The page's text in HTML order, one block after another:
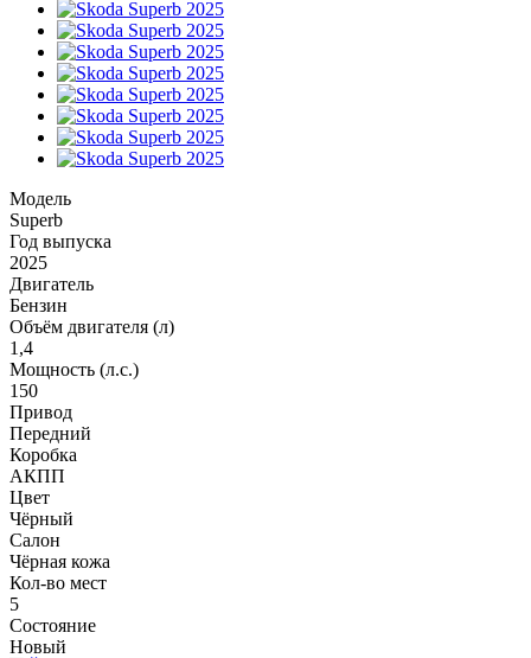
Модель
Superb
Год выпуска
2025
Двигатель
Бензин
Объём двигателя (л)
1,4
Мощность (л.с.)
150
Привод
Передний
Коробка
АКПП
Цвет
Чёрный
Салон
Чёрная кожа
Кол-во мест
5
Состояние
Новый